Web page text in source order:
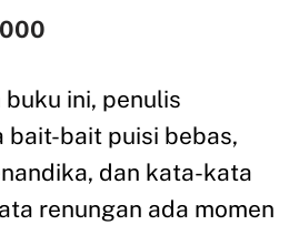
ini, penulis
bait-bait puisi bebas,
dan kata-kata
renungan ada momen